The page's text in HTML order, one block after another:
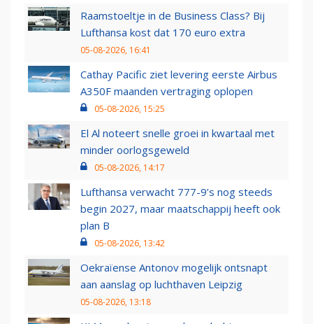
Raamstoeltje in de Business Class? Bij
Lufthansa kost dat 170 euro extra
05-08-2026, 16:41
Cathay Pacific ziet levering eerste Airbus
A350F maanden vertraging oplopen
05-08-2026, 15:25
El Al noteert snelle groei in kwartaal met
minder oorlogsgeweld
05-08-2026, 14:17
Lufthansa verwacht 777-9’s nog steeds
begin 2027, maar maatschappij heeft ook
plan B
05-08-2026, 13:42
Oekraïense Antonov mogelijk ontsnapt
aan aanslag op luchthaven Leipzig
05-08-2026, 13:18